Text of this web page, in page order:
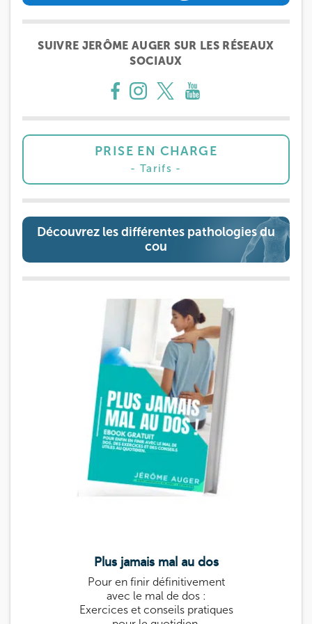
PRENEZ RDV SUR
SUIVRE JERÔME AUGER SUR LES RÉSEAUX
SOCIAUX
PRISE EN CHARGE
Tarifs
Découvrez les différentes pathologies du
cou
Plus jamais mal au dos
Pour en finir définitivement
avec le mal de dos :
Exercices et conseils pratiques